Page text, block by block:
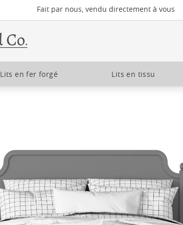
Fait par nous, vendu directement à vous
Lits en fer forgé Lits en tissu